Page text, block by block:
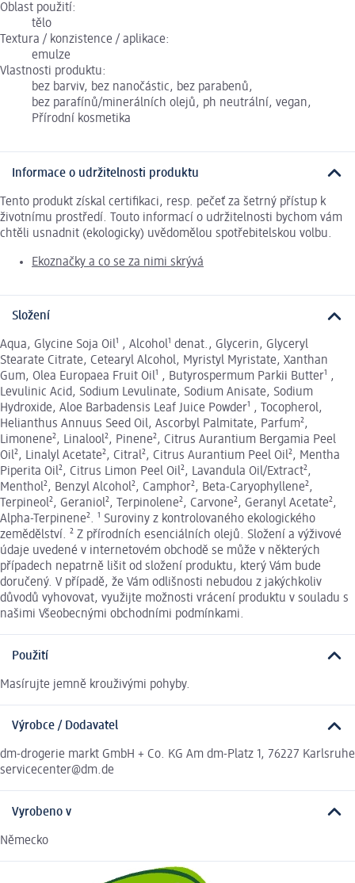
Oblast použití:
tělo
Textura / konzistence / aplikace:
emulze
Vlastnosti produktu:
bez barviv, bez nanočástic, bez parabenů,
bez parafínů/minerálních olejů, ph neutrální, vegan,
Přírodní kosmetika
Informace o udržitelnosti produktu
Tento produkt získal certifikaci, resp. pečeť za šetrný přístup k
životnímu prostředí. Touto informací o udržitelnosti bychom vám
chtěli usnadnit (ekologicky) uvědomělou spotřebitelskou volbu.
Ekoznačky a co se za nimi skrývá
Složení
Aqua, Glycine Soja Oil¹ , Alcohol¹ denat., Glycerin, Glyceryl
Stearate Citrate, Cetearyl Alcohol, Myristyl Myristate, Xanthan
Gum, Olea Europaea Fruit Oil¹ , Butyrospermum Parkii Butter¹ ,
Levulinic Acid, Sodium Levulinate, Sodium Anisate, Sodium
Hydroxide, Aloe Barbadensis Leaf Juice Powder¹ , Tocopherol,
Helianthus Annuus Seed Oil, Ascorbyl Palmitate, Parfum²,
Limonene², Linalool², Pinene², Citrus Aurantium Bergamia Peel
Oil², Linalyl Acetate², Citral², Citrus Aurantium Peel Oil², Mentha
Piperita Oil², Citrus Limon Peel Oil², Lavandula Oil/Extract²,
Menthol², Benzyl Alcohol², Camphor², Beta-Caryophyllene²,
Terpineol², Geraniol², Terpinolene², Carvone², Geranyl Acetate²,
Alpha-Terpinene². ¹ Suroviny z kontrolovaného ekologického
zemědělství. ² Z přírodních esenciálních olejů. Složení a výživové
údaje uvedené v internetovém obchodě se může v některých
případech nepatrně lišit od složení produktu, který Vám bude
doručený. V případě, že Vám odlišnosti nebudou z jakýchkoliv
důvodů vyhovovat, využijte možnosti vrácení produktu v souladu s
našimi Všeobecnými obchodními podmínkami.
Použití
Masírujte jemně krouživými pohyby.
Výrobce / Dodavatel
dm-drogerie markt GmbH + Co. KG Am dm-Platz 1, 76227 Karlsruhe
servicecenter@dm.de
Vyrobeno v
Německo